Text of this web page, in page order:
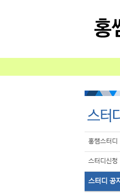
홍쌤스터디
스터디신청
스터디 공